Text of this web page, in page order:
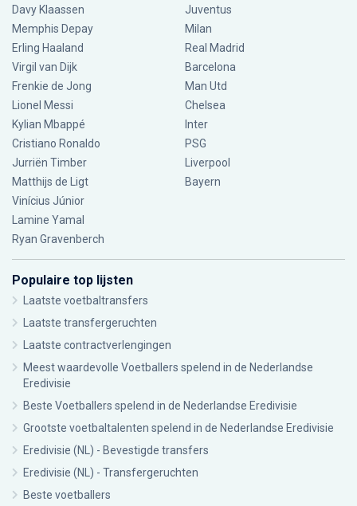
Davy Klaassen
Memphis Depay
Erling Haaland
Virgil van Dijk
Frenkie de Jong
Lionel Messi
Kylian Mbappé
Cristiano Ronaldo
Jurriën Timber
Matthijs de Ligt
Vinícius Júnior
Lamine Yamal
Ryan Gravenberch
Juventus
Milan
Real Madrid
Barcelona
Man Utd
Chelsea
Inter
PSG
Liverpool
Bayern
Populaire top lijsten
Laatste voetbaltransfers
Laatste transfergeruchten
Laatste contractverlengingen
Meest waardevolle Voetballers spelend in de Nederlandse
Eredivisie
Beste Voetballers spelend in de Nederlandse Eredivisie
Grootste voetbaltalenten spelend in de Nederlandse Eredivisie
Eredivisie (NL) - Bevestigde transfers
Eredivisie (NL) - Transfergeruchten
Beste voetballers